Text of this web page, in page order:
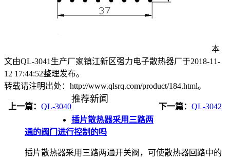
本
文由QL-3041生产厂家镇江新区强力电子散热器厂于2018-11-
12 17:44:52整理发布。
转载请注明出处：http://www.qlsrq.com/product/184.html。
上一篇： QL-3040 下一篇： QL-3042
推荐新闻
插片散热器采用三路两
通的阀门进行控制的吗
插片散热器采用三路两通开关阀，可使散热器回路中的